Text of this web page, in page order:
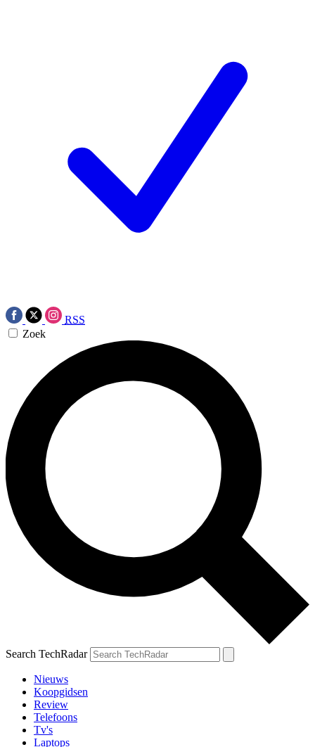
RSS
Zoek
Search TechRadar
Nieuws
Koopgidsen
Review
Telefoons
Tv's
Laptops